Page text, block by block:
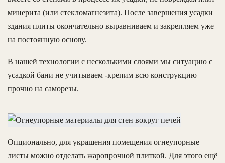
минерита (или стекломагнезита). После завершения усадки
здания плиты окончательно выравниваем и закрепляем уже
на постоянную основу.
В нашей технологии с несколькими слоями мы ситуацию с
усадкой бани не учитываем -крепим всю конструкцию
прочно на саморезы.
Опционально, для украшения помещения огнеупорные
листы можно отделать жаропрочной плиткой. Для этого ещё